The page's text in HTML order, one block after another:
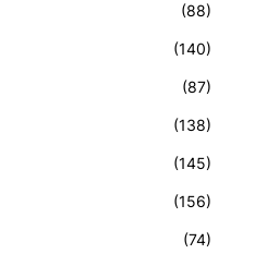
(88)
(140)
(87)
(138)
(145)
(156)
(74)